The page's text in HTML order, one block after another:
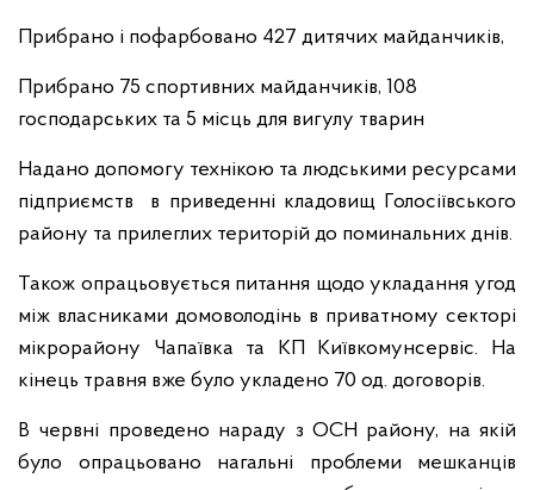
Прибрано і пофарбовано 427 дитячих майданчиків,
Прибрано 75 спортивних майданчиків, 108
господарських та 5 місць для вигулу тварин
Надано допомогу технікою та людськими ресурсами
підприємств в приведенні кладовищ Голосіївського
району та прилеглих територій до поминальних днів.
Також опрацьовується питання щодо укладання угод
між власниками домоволодінь в приватному секторі
мікрорайону Чапаївка та КП Київкомунсервіс. На
кінець травня вже було укладено 70 од. договорів.
В червні проведено нараду з ОСН району, на якій
було опрацьовано нагальні проблеми мешканців